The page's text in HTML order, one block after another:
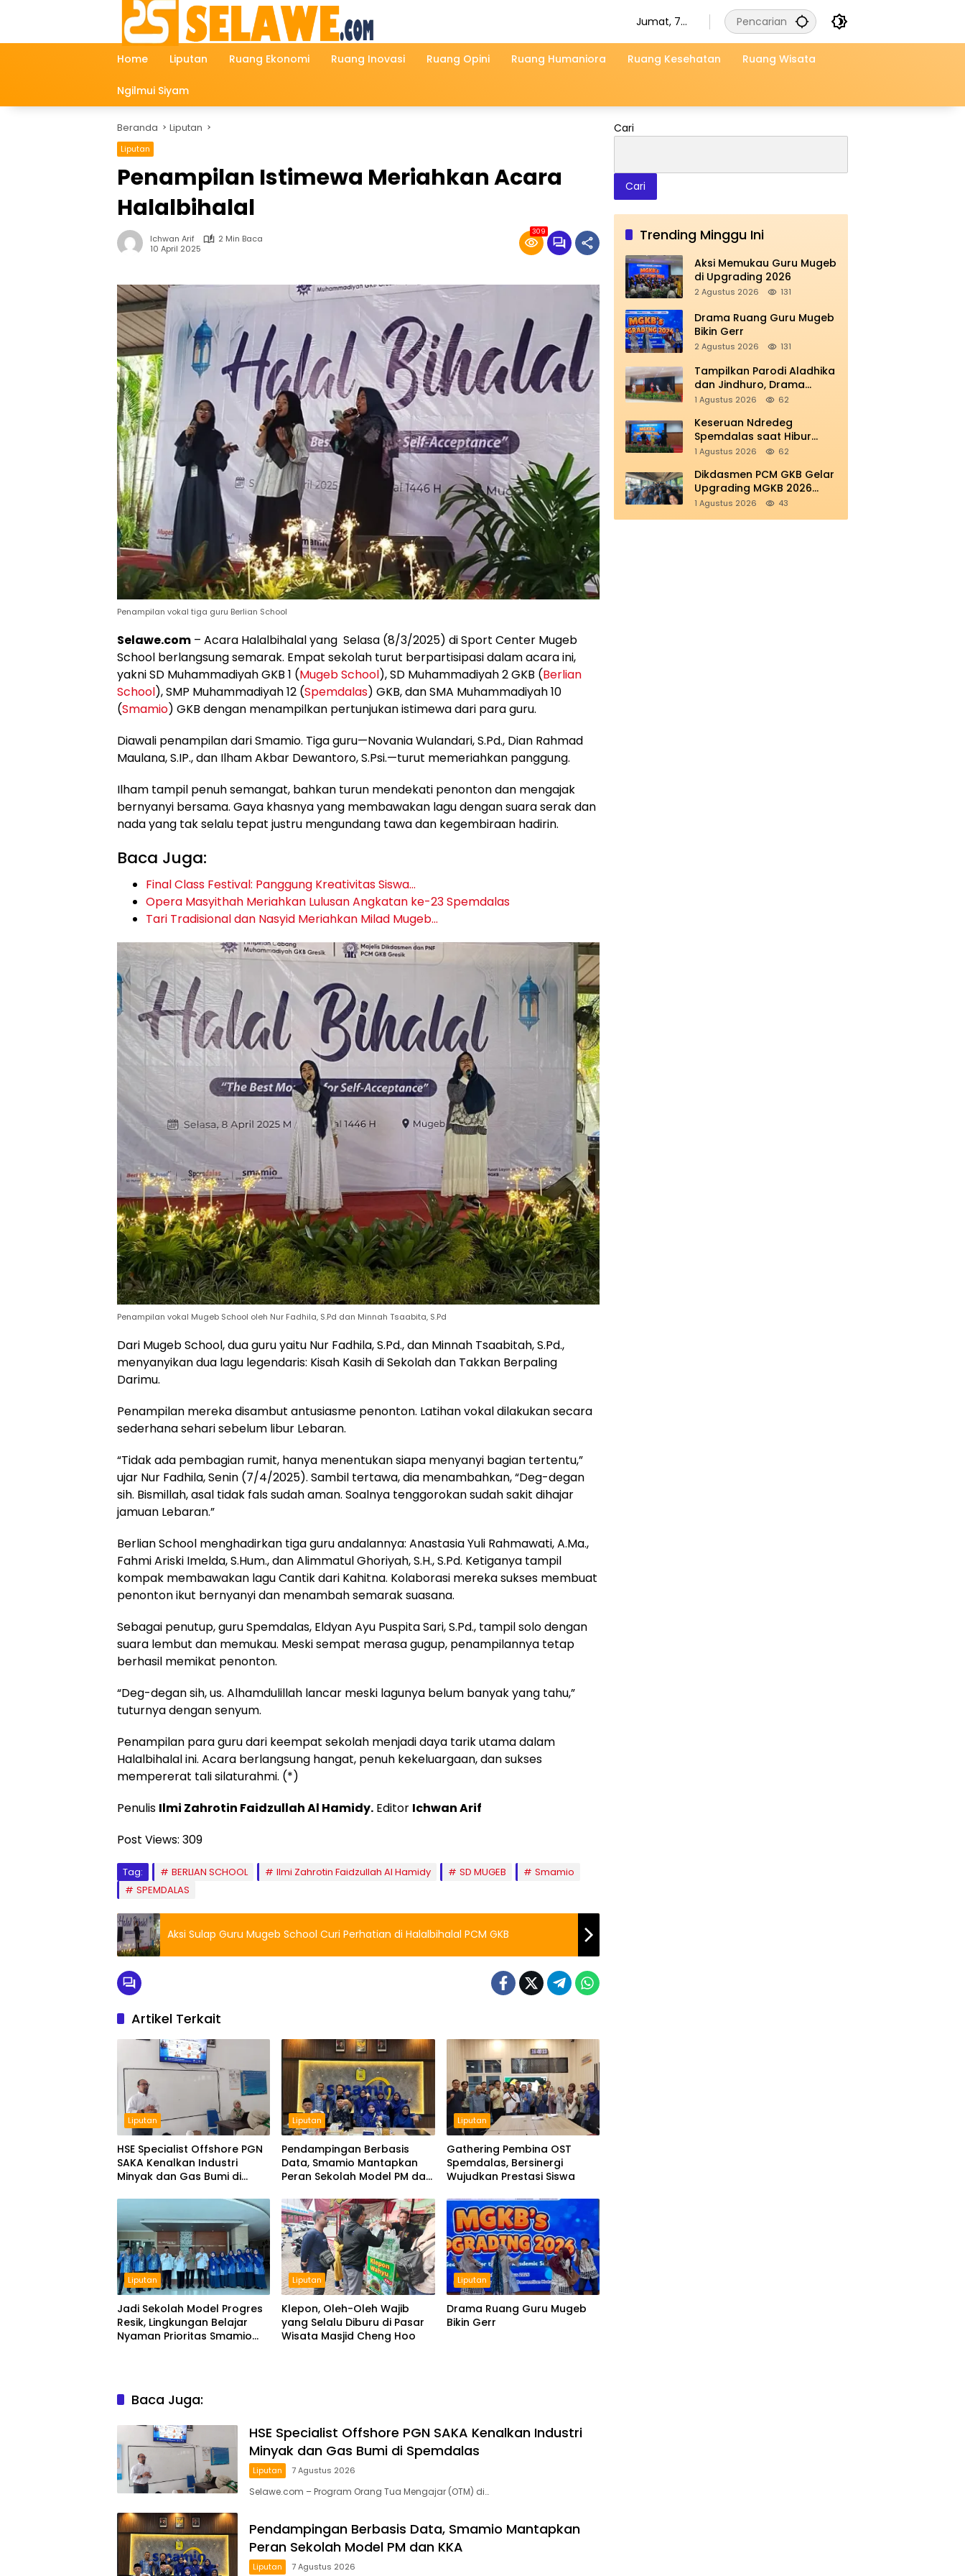
Jumat, 7
Home Liputan Ruang Ekonomi Ruang Inovasi Ruang Opini Ruang Humaniora Ruang Kesehatan Ruang Wisata
Ngilmui Siyam
Beranda Liputan
Liputan
Penampilan Istimewa Meriahkan Acara
Halalbihalal
Ichwan Arif
2 Min Baca
10 April 2025
309
Penampilan vokal tiga guru Berlian School
Selawe.com – Acara Halalbihalal yang Selasa (8/3/2025) di Sport Center Mugeb
School berlangsung semarak. Empat sekolah turut berpartisipasi dalam acara ini,
yakni SD Muhammadiyah GKB 1 (Mugeb School), SD Muhammadiyah 2 GKB (Berlian
School), SMP Muhammadiyah 12 (Spemdalas) GKB, dan SMA Muhammadiyah 10
(Smamio) GKB dengan menampilkan pertunjukan istimewa dari para guru.
Diawali penampilan dari Smamio. Tiga guru—Novania Wulandari, S.Pd., Dian Rahmad
Maulana, S.IP., dan Ilham Akbar Dewantoro, S.Psi.—turut memeriahkan panggung.
Ilham tampil penuh semangat, bahkan turun mendekati penonton dan mengajak
bernyanyi bersama. Gaya khasnya yang membawakan lagu dengan suara serak dan
nada yang tak selalu tepat justru mengundang tawa dan kegembiraan hadirin.
Baca Juga:
Final Class Festival: Panggung Kreativitas Siswa…
Opera Masyithah Meriahkan Lulusan Angkatan ke-23 Spemdalas
Tari Tradisional dan Nasyid Meriahkan Milad Mugeb…
Penampilan vokal Mugeb School oleh Nur Fadhila, S.Pd dan Minnah Tsaabita, S.Pd
Dari Mugeb School, dua guru yaitu Nur Fadhila, S.Pd., dan Minnah Tsaabitah, S.Pd.,
menyanyikan dua lagu legendaris: Kisah Kasih di Sekolah dan Takkan Berpaling
Darimu.
Penampilan mereka disambut antusiasme penonton. Latihan vokal dilakukan secara
sederhana sehari sebelum libur Lebaran.
“Tidak ada pembagian rumit, hanya menentukan siapa menyanyi bagian tertentu,”
ujar Nur Fadhila, Senin (7/4/2025). Sambil tertawa, dia menambahkan, “Deg-degan
sih. Bismillah, asal tidak fals sudah aman. Soalnya tenggorokan sudah sakit dihajar
jamuan Lebaran.”
Berlian School menghadirkan tiga guru andalannya: Anastasia Yuli Rahmawati, A.Ma.,
Fahmi Ariski Imelda, S.Hum., dan Alimmatul Ghoriyah, S.H., S.Pd. Ketiganya tampil
kompak membawakan lagu Cantik dari Kahitna. Kolaborasi mereka sukses membuat
penonton ikut bernyanyi dan menambah semarak suasana.
Sebagai penutup, guru Spemdalas, Eldyan Ayu Puspita Sari, S.Pd., tampil solo dengan
suara lembut dan memukau. Meski sempat merasa gugup, penampilannya tetap
berhasil memikat penonton.
“Deg-degan sih, us. Alhamdulillah lancar meski lagunya belum banyak yang tahu,”
tuturnya dengan senyum.
Penampilan para guru dari keempat sekolah menjadi daya tarik utama dalam
Halalbihalal ini. Acara berlangsung hangat, penuh kekeluargaan, dan sukses
mempererat tali silaturahmi. (*)
Penulis Ilmi Zahrotin Faidzullah Al Hamidy. Editor Ichwan Arif
Post Views: 309
Tag: BERLIAN SCHOOL Ilmi Zahrotin Faidzullah Al Hamidy SD MUGEB
Smamio
SPEMDALAS
Aksi Sulap Guru Mugeb School Curi Perhatian di Halalbihalal PCM GKB
Artikel Terkait
Liputan
HSE Specialist Offshore PGN
SAKA Kenalkan Industri
Minyak dan Gas Bumi di
Liputan
Pendampingan Berbasis
Data, Smamio Mantapkan
Peran Sekolah Model PM dan
Liputan
Gathering Pembina OST
Spemdalas, Bersinergi
Wujudkan Prestasi Siswa
Liputan
Jadi Sekolah Model Progres
Resik, Lingkungan Belajar
Nyaman Prioritas Smamio
Liputan
Klepon, Oleh-Oleh Wajib
yang Selalu Diburu di Pasar
Wisata Masjid Cheng Hoo
Liputan
Drama Ruang Guru Mugeb
Bikin Gerr
Baca Juga:
HSE Specialist Offshore PGN SAKA Kenalkan Industri
Minyak dan Gas Bumi di Spemdalas
Liputan 7 Agustus 2026
Selawe.com – Program Orang Tua Mengajar (OTM) di…
Pendampingan Berbasis Data, Smamio Mantapkan
Peran Sekolah Model PM dan KKA
Liputan 7 Agustus 2026
Cari
Cari
Trending Minggu Ini
Aksi Memukau Guru Mugeb
di Upgrading 2026
2 Agustus 2026 131
Drama Ruang Guru Mugeb
Bikin Gerr
2 Agustus 2026 131
Tampilkan Parodi Aladhika
dan Jindhuro, Drama
Smamio Sedot Perhatian di
1 Agustus 2026 62
Keseruan Ndredeg
Spemdalas saat Hibur
Peserta MGKB’s Upgrading
1 Agustus 2026 62
Dikdasmen PCM GKB Gelar
Upgrading MGKB 2026
Perkokoh Sinergi
1 Agustus 2026 43